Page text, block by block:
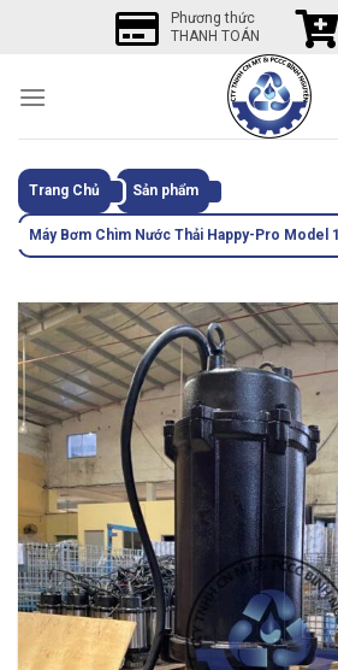
Phương thức
THANH TOÁN
Trang Chủ Sản phẩm
Máy Bơm Chìm Nước Thải Happy-Pro Model